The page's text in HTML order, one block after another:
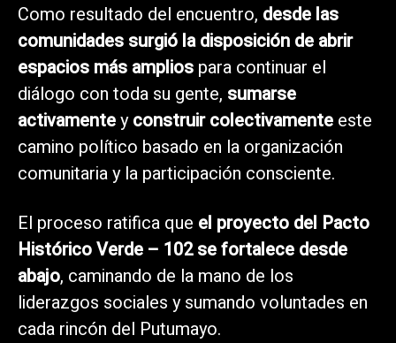
Como resultado del encuentro, desde las
comunidades surgió la disposición de abrir
espacios más amplios para continuar el
diálogo con toda su gente, sumarse
activamenteyconstruir colectivamente este
camino político basado en la organización
comunitaria y la participación consciente.
El proceso ratifica que el proyecto del Pacto
Histórico Verde – 102 se fortalece desde
abajo, caminando de la mano de los
liderazgos sociales y sumando voluntades en
cada rincón del Putumayo.